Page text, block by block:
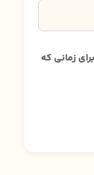
زمانی که